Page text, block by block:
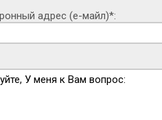
адрес (е-майл)*: